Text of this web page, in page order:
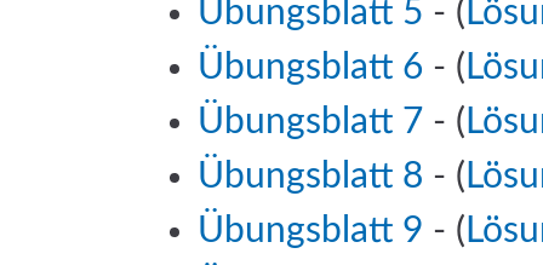
Übungsblatt 5 - (
Übungsblatt 6 - (
Übungsblatt 7 - (
Übungsblatt 8 - (
Übungsblatt 9 - (